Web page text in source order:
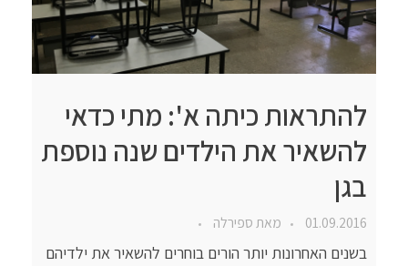
להתראות כיתה א': מתי כדאי
להשאיר את הילדים שנה נוספת
בגן
01.09.2016 מאתספירלה
בשנים האחרונות יותר הורים בוחרים להשאיר את ילדיהם